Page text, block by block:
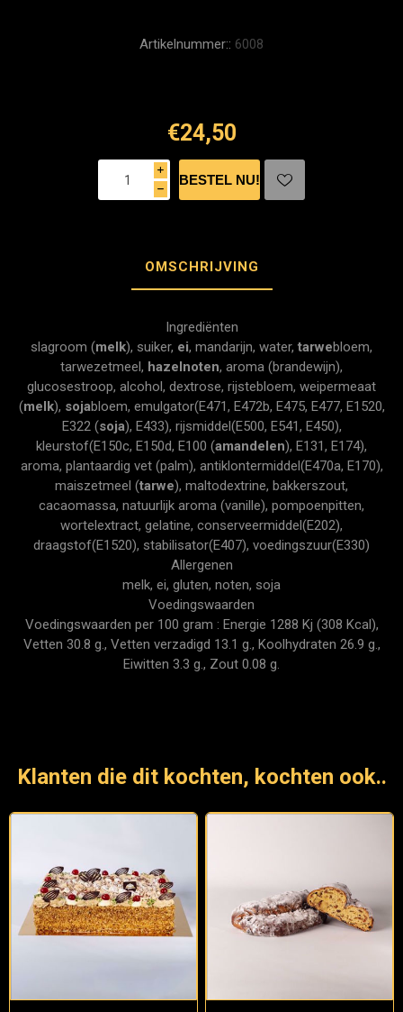
Artikelnummer:: 6008
€24,50
i
h
OMSCHRIJVING
Ingrediënten
slagroom (melk), suiker, ei, mandarijn, water, tarwebloem,
tarwezetmeel, hazelnoten, aroma (brandewijn),
glucosestroop, alcohol, dextrose, rijstebloem, weipermeaat
(melk), sojabloem, emulgator(E471, E472b, E475, E477, E1520,
E322 (soja), E433), rijsmiddel(E500, E541, E450),
kleurstof(E150c, E150d, E100 (amandelen), E131, E174),
aroma, plantaardig vet (palm), antiklontermiddel(E470a, E170),
maiszetmeel (tarwe), maltodextrine, bakkerszout,
cacaomassa, natuurlijk aroma (vanille), pompoenpitten,
wortelextract, gelatine, conserveermiddel(E202),
draagstof(E1520), stabilisator(E407), voedingszuur(E330)
Allergenen
melk, ei, gluten, noten, soja
Voedingswaarden
Voedingswaarden per 100 gram : Energie 1288 Kj (308 Kcal),
Vetten 30.8 g., Vetten verzadigd 13.1 g., Koolhydraten 26.9 g.,
Eiwitten 3.3 g., Zout 0.08 g.
Klanten die dit kochten, kochten ook..